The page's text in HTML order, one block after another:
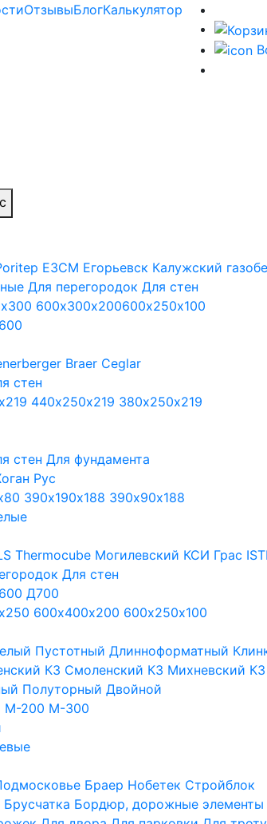
ОтзывыБлогКалькулятор
ЕЗСМ Егорьевск Калужский
Для перегородок Для стен
600х300х200600х250х100
Braer Ceglar
стен
440х250х219 380х250х219
стен Для фундамента
Рус
390х190х188 390х90х188
Thermocube Могилевский КСИ Грас
Для стен
Д700
600х400х200 600х250х100
Пустотный Длинноформатный
КЗ Смоленский КЗ Михневский КЗ
Полуторный Двойной
М-200 М-300
Браер Нобетек Стройблок
Брусчатка Бордюр, дорожные элементы